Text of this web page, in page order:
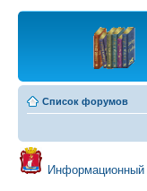
Список форумов
Информационный